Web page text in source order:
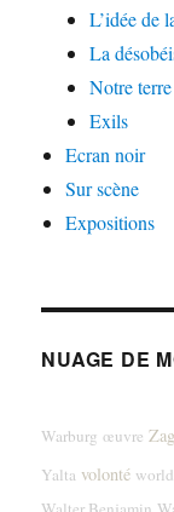
L’idée de
La
Notre terre
Exils
Ecran noir
Sur scène
Expositions
NUAGE DE
Warburg œuvre
Yalta volonté